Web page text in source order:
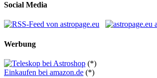
Social Media
Werbung
(*)
Einkaufen bei amazon.de (*)